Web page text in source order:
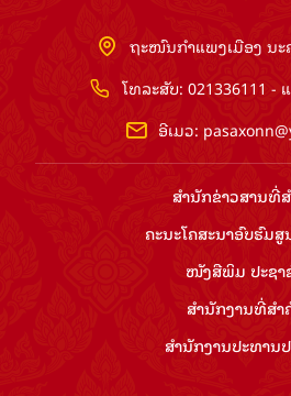
ຖະໜົນກຳແພງເມືອງ ນ
ໂທລະສັບ: 021336111 -
ອີເມວ:
ສຳ​ນັກ​ຂ່າວ​ສານ​ທີ່​
ຄະນະໂຄສະນາອົບຮົມ​
ໜັງສືພິມ ປະ​ຊາ​
ສຳ​ນັກ​ງານ​ທີ່​ສຳ​
ສຳ​ນັກ​ງານ​ປະ​ທານ​